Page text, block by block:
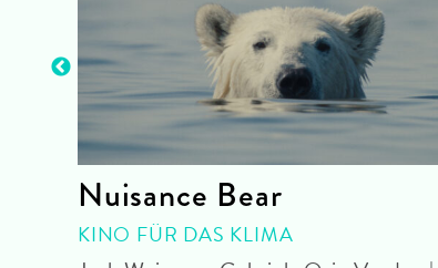
Nuisance Bear
KINO FÜR DAS KLIMA